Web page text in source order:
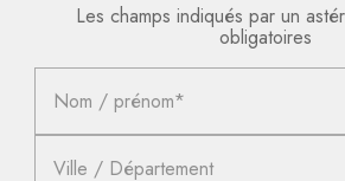
Les champs indiqués par un
obligatoires
Nom / prénom*
Ville / Département